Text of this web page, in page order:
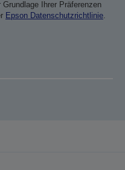
Ihrer Präferenzen
Epson Datenschutzrichtlinie.